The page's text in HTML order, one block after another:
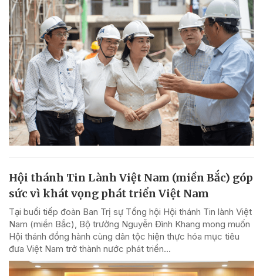
Hội thánh Tin Lành Việt Nam (miền Bắc) góp
sức vì khát vọng phát triển Việt Nam
Tại buổi tiếp đoàn Ban Trị sự Tổng hội Hội thánh Tin lành Việt
Nam (miền Bắc), Bộ trưởng Nguyễn Đình Khang mong muốn
Hội thánh đồng hành cùng dân tộc hiện thực hóa mục tiêu
đưa Việt Nam trở thành nước phát triển...